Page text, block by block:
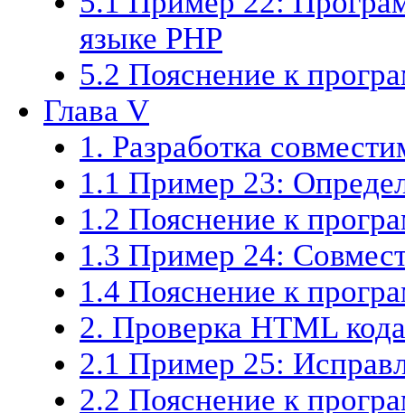
языке PHP
5.2 Пояснение к
Глава V
1. Разработка
1.1 Пример 23:
1.2 Пояснение к
1.3 Пример 24:
1.4 Пояснение к
2. Проверка HTML кода
2.1 Пример 25:
2.2 Пояснение к